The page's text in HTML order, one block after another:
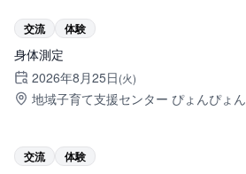
旭川市
交流 体験
身体測定
2026年8月25日(火)
地域子育て支援センター ぴょんぴょん
旭川市
交流 体験